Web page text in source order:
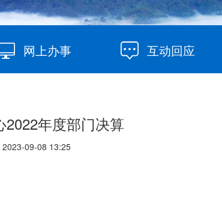
网上办事 互动回应
年度部门决算
09-08 13:25